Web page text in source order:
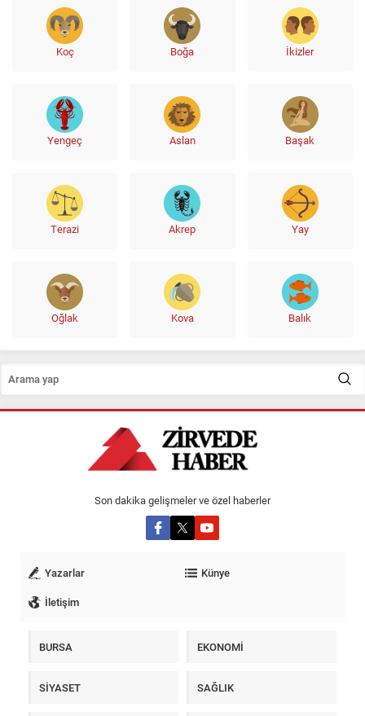
Koç Boğa İkizler
Yengeç Aslan Başak
Terazi Akrep Yay
Oğlak Kova Balık
Son dakika gelişmeler ve özel haberler
Yazarlar
Künye
İletişim
BURSA EKONOMİ
SİYASET SAĞLIK